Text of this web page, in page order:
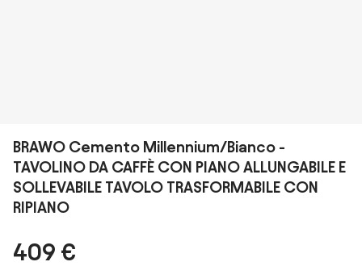
BRAWO Cemento Millennium/Bianco -
TAVOLINO DA CAFFÈ CON PIANO ALLUNGABILE E
SOLLEVABILE TAVOLO TRASFORMABILE CON
RIPIANO
409 €